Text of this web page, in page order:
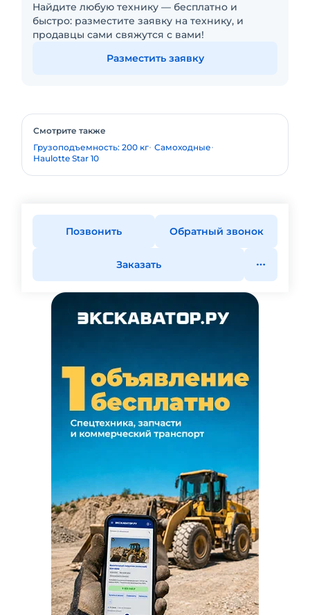
Найдите любую технику — бесплатно и
быстро: разместите заявку на технику, и
продавцы сами свяжутся с вами!
Разместить заявку
Смотрите также
Грузоподъемность: 200 кг Самоходные
Haulotte Star 10
Позвонить Обратный звонок
Заказать